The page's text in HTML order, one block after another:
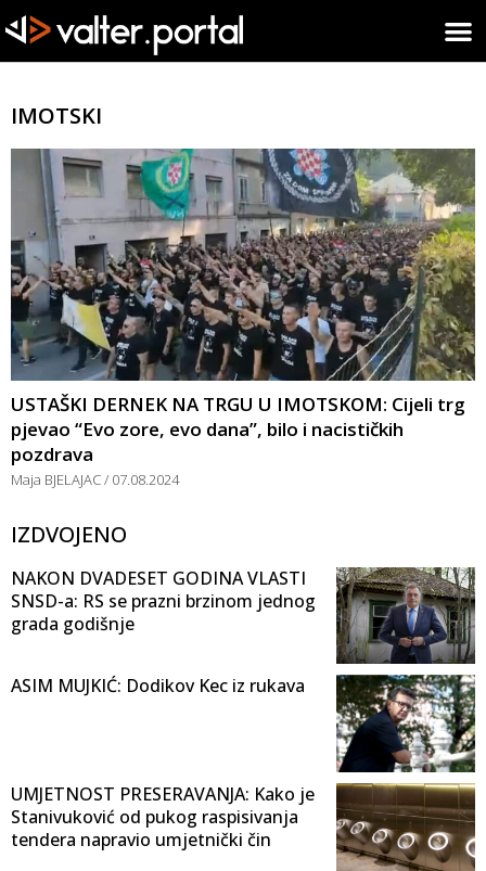
IMOTSKI
USTAŠKI DERNEK NA TRGU U IMOTSKOM: Cijeli trg
pjevao “Evo zore, evo dana”, bilo i nacističkih
pozdrava
Maja BJELAJAC 07.08.2024
IZDVOJENO
NAKON DVADESET GODINA VLASTI
SNSD-a: RS se prazni brzinom jednog
grada godišnje
ASIM MUJKIĆ: Dodikov Kec iz rukava
UMJETNOST PRESERAVANJA: Kako je
Stanivuković od pukog raspisivanja
tendera napravio umjetnički čin